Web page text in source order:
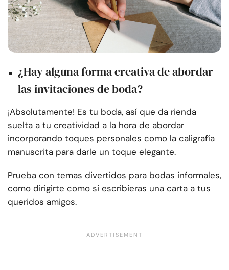
¿Hay alguna forma creativa de abordar
las invitaciones de boda?
¡Absolutamente! Es tu boda, así que da rienda
suelta a tu creatividad a la hora de abordar
incorporando toques personales como la caligrafía
manuscrita para darle un toque elegante.
Prueba con temas divertidos para bodas informales,
como dirigirte como si escribieras una carta a tus
queridos amigos.